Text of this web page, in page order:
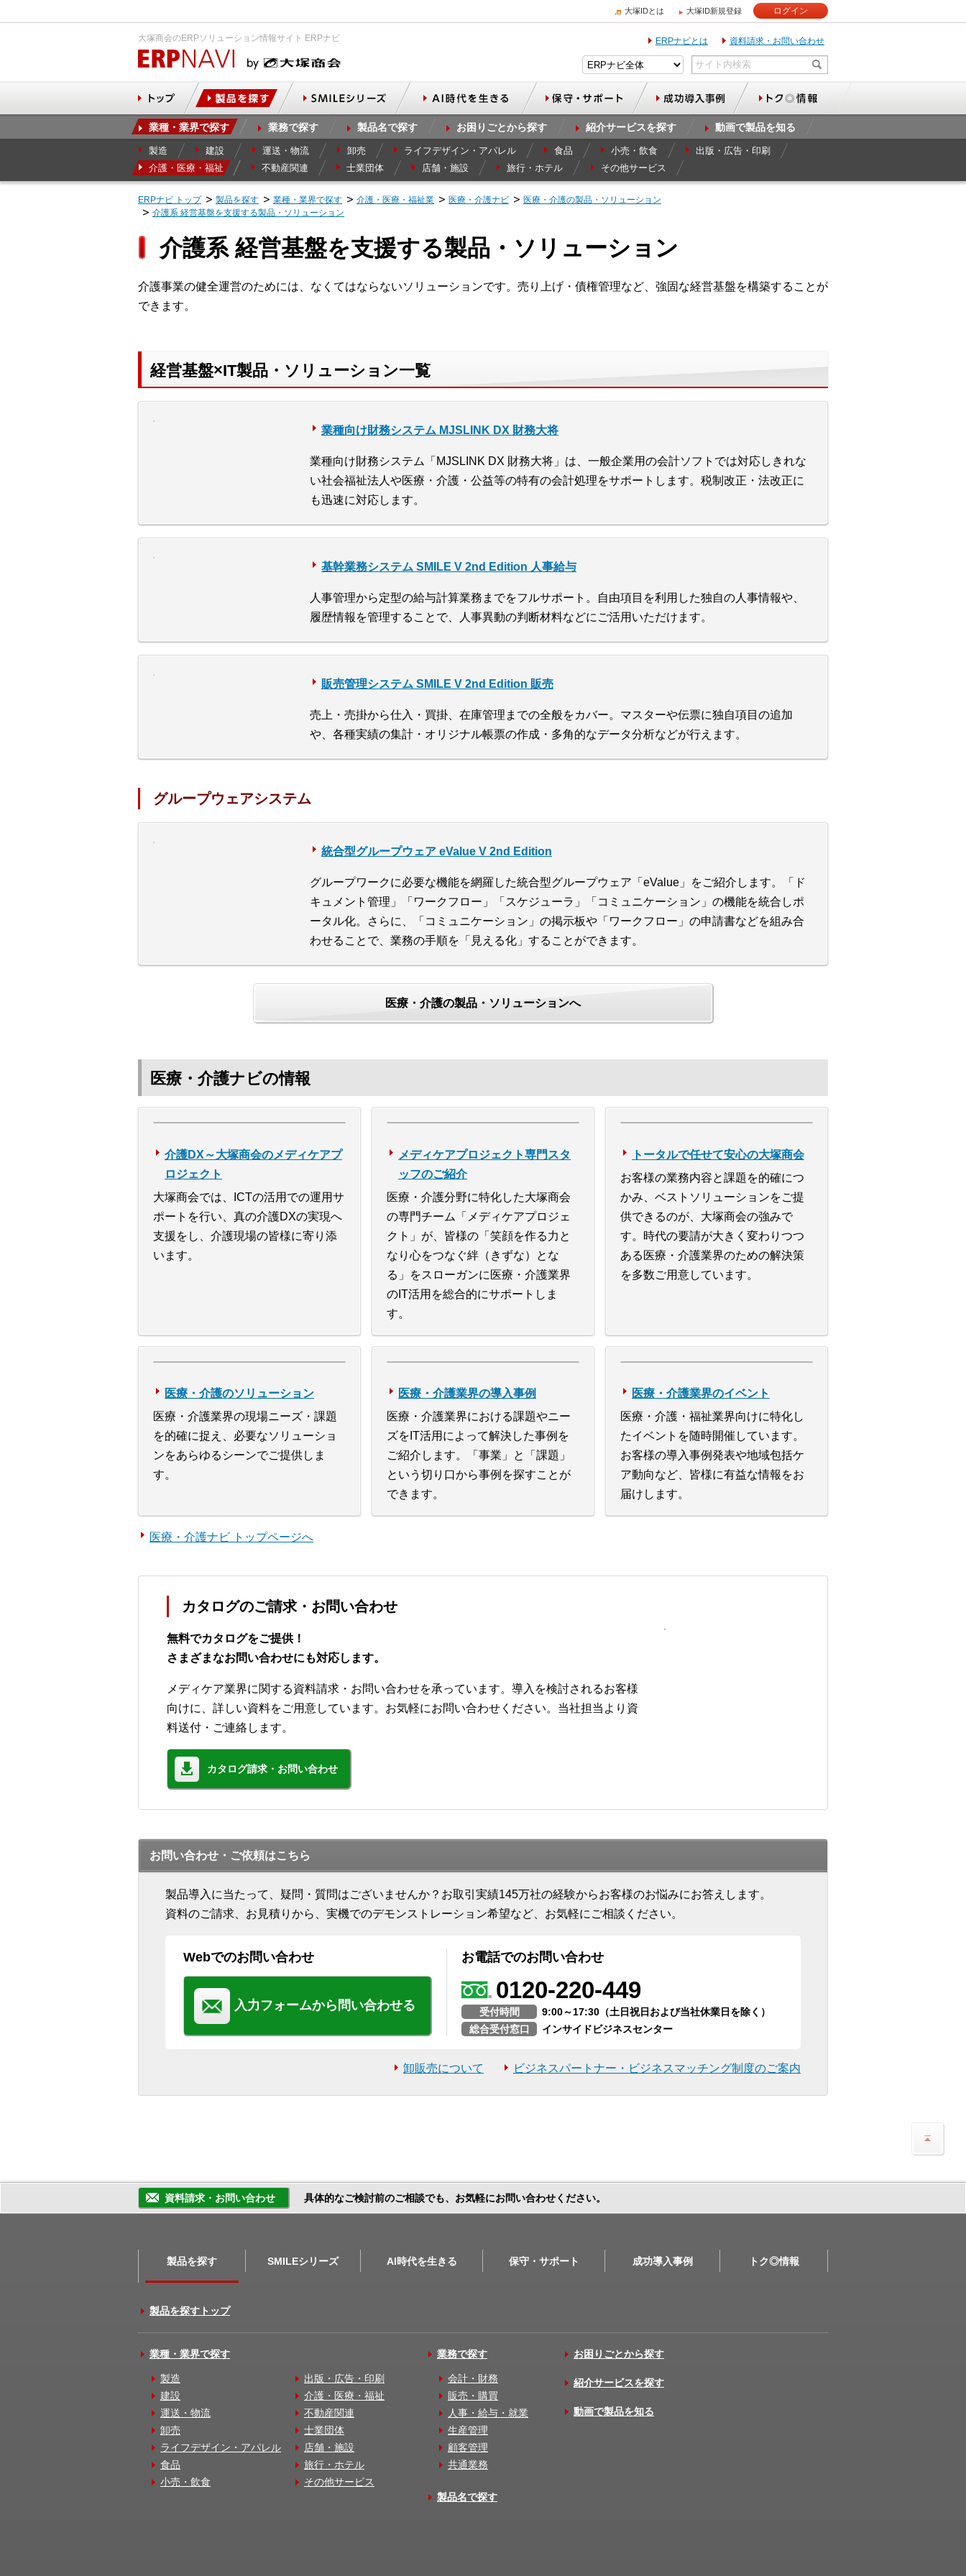
大塚IDとは 大塚ID新規登録 ログイン
大塚商会のERPソリューション情報サイト ERPナビ ERPナビとは 資料請求・お問い合わせ
業種・業界で探す 業務で探す 製品名で探す お困りごとから探す 紹介サービスを探す 動画で製品を知る
製造 建設 運送・物流 卸売 ライフデザイン・アパレル 食品 小売・飲食
出版・広告・印刷
介護・医療・福祉
不動産関連 士業団体 店舗・施設 旅行・ホテル その他サービス
ERPナビ トップ 製品を探す 業種・業界で探す 介護・医療・福祉業 医療・介護ナビ
医療・介護の製品・ソリューション
介護系 経営基盤を支援する製品・ソリューション
介護系 経営基盤を支援する製品・ソリューション
介護事業の健全運営のためには、なくてはならないソリューションです。売り上げ・債権管理など、強固な経営基盤を構築することが
できます。
経営基盤×IT製品・ソリューション一覧
業種向け財務システム MJSLINK DX 財務大将
業種向け財務システム「MJSLINK DX 財務大将」は、一般企業用の会計ソフトでは対応しきれな
い社会福祉法人や医療・介護・公益等の特有の会計処理をサポートします。税制改正・法改正に
も迅速に対応します。
基幹業務システム SMILE V 2nd Edition 人事給与
人事管理から定型の給与計算業務までをフルサポート。自由項目を利用した独自の人事情報や、
履歴情報を管理することで、人事異動の判断材料などにご活用いただけます。
販売管理システム SMILE V 2nd Edition 販売
売上・売掛から仕入・買掛、在庫管理までの全般をカバー。マスターや伝票に独自項目の追加
や、各種実績の集計・オリジナル帳票の作成・多角的なデータ分析などが行えます。
グループウェアシステム
統合型グループウェア eValue V 2nd Edition
グループワークに必要な機能を網羅した統合型グループウェア「eValue」をご紹介します。「ド
キュメント管理」「ワークフロー」「スケジューラ」「コミュニケーション」の機能を統合しポ
ータル化。さらに、「コミュニケーション」の掲示板や「ワークフロー」の申請書などを組み合
わせることで、業務の手順を「見える化」することができます。
医療・介護の製品・ソリューションへ
医療・介護ナビの情報
介護DX～大塚商会のメディケアプ
ロジェクト
大塚商会では、ICTの活用での運用サ
ポートを行い、真の介護DXの実現へ
支援をし、介護現場の皆様に寄り添
います。
メディケアプロジェクト専門スタ
ッフのご紹介
医療・介護分野に特化した大塚商会
の専門チーム「メディケアプロジェ
クト」が、皆様の「笑顔を作る力と
なり心をつなぐ絆（きずな）とな
る」をスローガンに医療・介護業界
のIT活用を総合的にサポートしま
す。
トータルで任せて安心の大塚商会
お客様の業務内容と課題を的確につ
かみ、ベストソリューションをご提
供できるのが、大塚商会の強みで
す。時代の要請が大きく変わりつつ
ある医療・介護業界のための解決策
を多数ご用意しています。
医療・介護のソリューション
医療・介護業界の現場ニーズ・課題
を的確に捉え、必要なソリューショ
ンをあらゆるシーンでご提供しま
す。
医療・介護業界の導入事例
医療・介護業界における課題やニー
ズをIT活用によって解決した事例を
ご紹介します。「事業」と「課題」
という切り口から事例を探すことが
できます。
医療・介護業界のイベント
医療・介護・福祉業界向けに特化し
たイベントを随時開催しています。
お客様の導入事例発表や地域包括ケ
ア動向など、皆様に有益な情報をお
届けします。
医療・介護ナビ トップページへ
カタログのご請求・お問い合わせ
無料でカタログをご提供！
さまざまなお問い合わせにも対応します。
メディケア業界に関する資料請求・お問い合わせを承っています。導入を検討されるお客様
向けに、詳しい資料をご用意しています。お気軽にお問い合わせください。当社担当より資
料送付・ご連絡します。
カタログ請求・お問い合わせ
お問い合わせ・ご依頼はこちら
製品導入に当たって、疑問・質問はございませんか？お取引実績145万社の経験からお客様のお悩みにお答えします。
資料のご請求、お見積りから、実機でのデモンストレーション希望など、お気軽にご相談ください。
Webでのお問い合わせ
入力フォームから問い合わせる
お電話でのお問い合わせ
0120-220-449
受付時間
9:00～17:30（土日祝日および当社休業日を除く）
総合受付窓口
インサイドビジネスセンター
卸販売について ビジネスパートナー・ビジネスマッチング制度のご案内
資料請求・お問い合わせ 具体的なご検討前のご相談でも、お気軽にお問い合わせください。
製品を探す SMILEシリーズ AI時代を生きる 保守・サポート 成功導入事例 トク◎情報
製品を探すトップ
業種・業界で探す
製造
建設
運送・物流
卸売
ライフデザイン・アパレル
食品
小売・飲食
出版・広告・印刷
介護・医療・福祉
不動産関連
士業団体
店舗・施設
旅行・ホテル
その他サービス
業務で探す
会計・財務
販売・購買
人事・給与・就業
生産管理
顧客管理
共通業務
製品名で探す
お困りごとから探す
紹介サービスを探す
動画で製品を知る